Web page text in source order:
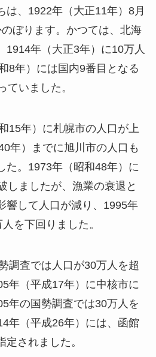
は、1922年（大正11年）8月
ぼります。かつては、北海
1914年（大正3年）に10万人
8年）には国内9番目となる
ていました。
15年）に札幌市の人口が上
年）までに旭川市の人口も
た。1973年（昭和48年）に
しましたが、漁業の衰退と
響して人口が減り、1995年
を下回りました。
調査では人口が30万人を超
年（平成17年）に中核市に
年の国勢調査では30万人を
年（平成26年）には、函館
されました。